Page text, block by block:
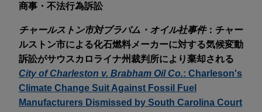
商事・不法行為訴訟
チャールストン市対ブラバム・オイル社事件：チャー
ルストン市による化石燃料メーカーに対する気候変動
訴訟がサウスカロライナ州裁判所により棄却される
City of Charleston v. Brabham Oil Co.: Charleson's
Climate Change Suit Against Fossil Fuel
Manufacturers Dismissed by South Carolina Court